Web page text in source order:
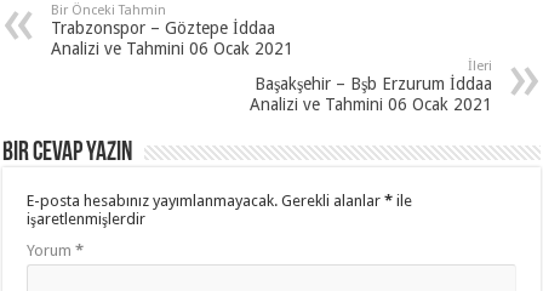
Bir Önceki Tahmin
Trabzonspor – Göztepe İddaa
Analizi ve Tahmini 06 Ocak 2021
İleri
Başakşehir – Bşb Erzurum İddaa
Analizi ve Tahmini 06 Ocak 2021
Bir cevap yazın
E-posta hesabınız yayımlanmayacak. Gerekli alanlar* ile
işaretlenmişlerdir
Yorum*